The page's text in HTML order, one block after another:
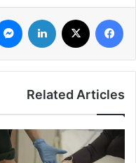
فيسبوك لينكدإن
Related Articles